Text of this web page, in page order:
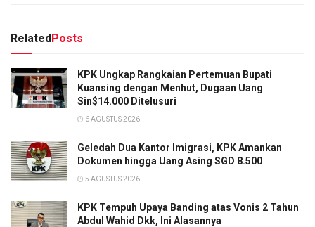
RelatedPosts
KPK Ungkap Rangkaian Pertemuan Bupati
Kuansing dengan Menhut, Dugaan Uang
Sin$14.000 Ditelusuri
6 AGUSTUS 2026
Geledah Dua Kantor Imigrasi, KPK Amankan
Dokumen hingga Uang Asing SGD 8.500
5 AGUSTUS 2026
KPK Tempuh Upaya Banding atas Vonis 2 Tahun
Abdul Wahid Dkk, Ini Alasannya